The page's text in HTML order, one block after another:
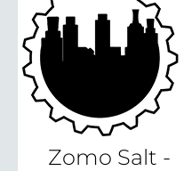
Zomo Salt -